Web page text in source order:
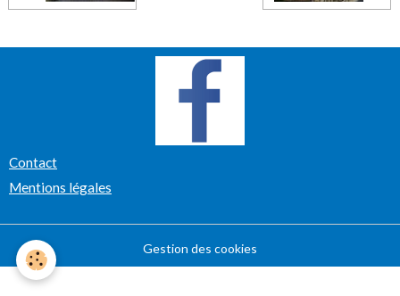
Contact
Mentions légales
Gestion des cookies